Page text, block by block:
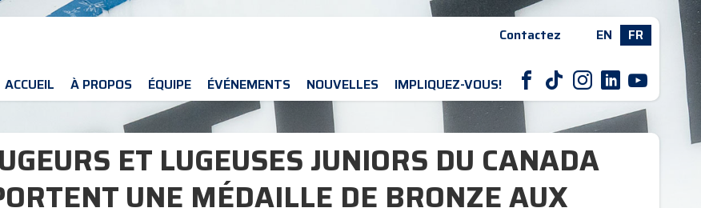
Contactez EN FR
ACCUEIL À PROPOS ÉQUIPE ÉVÉNEMENTS NOUVELLES IMPLIQUEZ-VOUS! F T I L Y
ET LUGEUSES JUNIORS DU CANADA
UNE MÉDAILLE DE BRONZE AUX